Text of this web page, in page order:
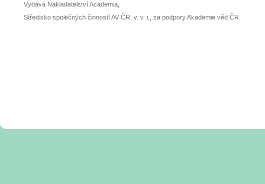
Vydává Nakladatelství Academia,
Středisko společných činností AV ČR, v. v. i., za podpory Akademie věd ČR.